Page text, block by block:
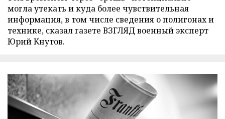
могла утекать и куда более чувствительная
информация, в том числе сведения о полигонах и
технике, сказал газете ВЗГЛЯД военный эксперт
Юрий Кнутов.